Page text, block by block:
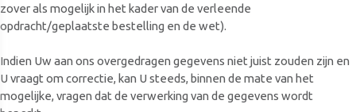
zover als mogelijk in het kader van de verleende
opdracht/geplaatste bestelling en de wet).
Indien Uw aan ons overgedragen gegevens niet juist zouden zijn en
U vraagt om correctie, kan U steeds, binnen de mate van het
mogelijke, vragen dat de verwerking van de gegevens wordt